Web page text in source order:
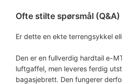
Ofte stilte spørsmål (Q&A)
Er dette en ekte terrengsykkel
Den er en fullverdig hardtail e-
luftgaffel, men leveres ferdig
bagasjebrett. Den fungerer